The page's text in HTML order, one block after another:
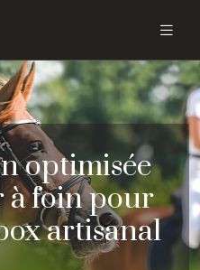
optimisée
à foin pour
artisanal